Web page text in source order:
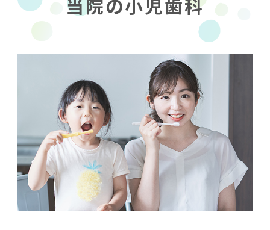
当院の小児歯科